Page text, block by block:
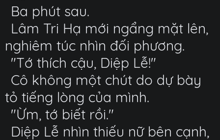
Ba phút sau.
Lâm Tri Hạ mới ngẩng mặt lên,
nghiêm túc nhìn đối phương.
"Tớ thích cậu, Diệp Lễ!"
Cô không một chút do dự bày
tỏ tiếng lòng của mình.
"Ừm, tớ biết rồi."
Diệp Lễ nhìn thiếu nữ bên cạnh,